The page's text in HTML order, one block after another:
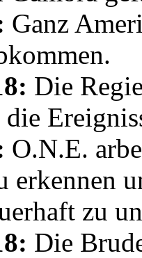
Ganz
Die
O.N.E.
erkennen
zu
Die